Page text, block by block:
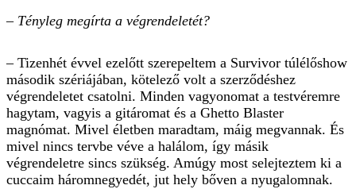
– Tényleg megírta a végrende­letét?
– Tizenhét évvel ezelőtt szerepeltem a Survivor túlélőshow
második szériájában, kötelező volt a szerződéshez
végrendeletet csatolni. Minden vagyonomat a testvéremre
hagytam, vagyis a gitáromat és a Ghetto Blaster
magnómat. Mivel életben maradtam, máig megvannak. És
mivel nincs tervbe véve a halálom, így másik
végrendeletre sincs szükség. Amúgy most selejteztem ki a
cuccaim háromnegyedét, jut hely bőven a nyugalomnak.